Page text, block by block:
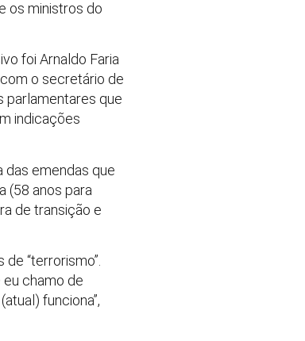
os ministros do
foi Arnaldo Faria
o secretário de
parlamentares que
indicações
das emendas que
(58 anos para
de transição e
“terrorismo”.
chamo de
funciona”,